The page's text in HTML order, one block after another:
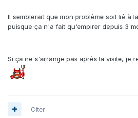
Il semblerait que mon problème soit lié à
puisque ça n'a fait qu'empirer depuis 3
Si ça ne s'arrange pas après la visite, je
Citer